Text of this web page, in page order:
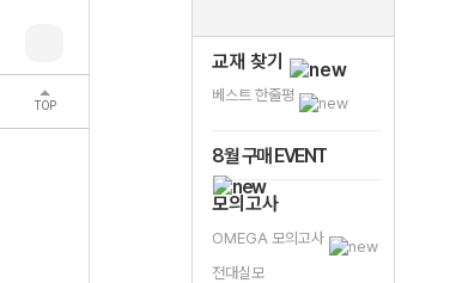
TOP
교재 찾기
베스트 한줄평
8월 구매 EVENT
모의고사
OMEGA 모의고사
전대실모